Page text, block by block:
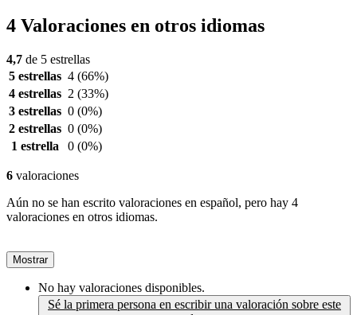
4 Valoraciones en otros idiomas
4,7 de 5 estrellas
5 estrellas 4 (66%)
4 estrellas 2 (33%)
3 estrellas 0 (0%)
2 estrellas 0 (0%)
1 estrella
0 (0%)
6 valoraciones
Aún no se han escrito valoraciones en español, pero hay 4
valoraciones en otros idiomas.
Mostrar
No hay valoraciones disponibles.
Sé la primera persona en escribir una valoración sobre este